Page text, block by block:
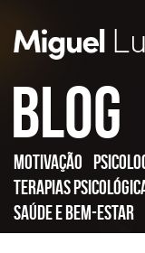
Blog
Motivação
Terapias
Saúde e Bem-Estar